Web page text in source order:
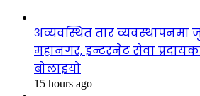
अव्यवस्थित तार व्यवस्थापनमा
महानगर, इन्टरनेट सेवा
बोलाइयो
15 hours ago